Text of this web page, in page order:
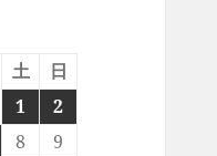
土
日
1
2
8
9